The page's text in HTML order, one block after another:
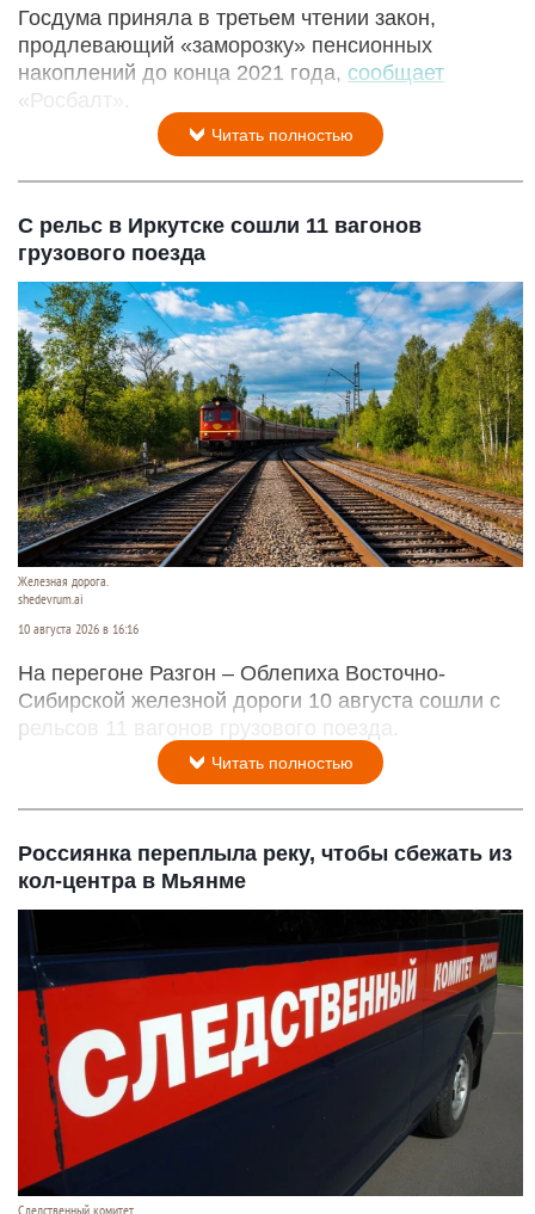
Госдума приняла в третьем чтении закон,
продлевающий «заморозку» пенсионных
накоплений до конца 2021 года, сообщает
«Росбалт».
Читать полностью
С рельс в Иркутске сошли 11 вагонов
грузового поезда
Железная дорога.
shedevrum.ai
10 августа 2026 в 16:16
На перегоне Разгон – Облепиха Восточно-
Сибирской железной дороги 10 августа сошли с
рельсов 11 вагонов грузового поезда.
Читать полностью
Россиянка переплыла реку, чтобы сбежать из
кол-центра в Мьянме
Следственный комитет.